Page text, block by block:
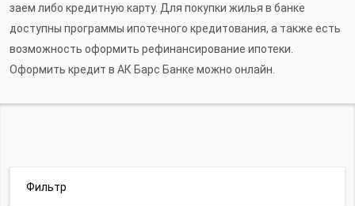
заем либо кредитную карту. Для покупки жилья в банке
доступны программы ипотечного кредитования, а также есть
возможность оформить рефинансирование ипотеки.
Оформить кредит в АК Барс Банке можно онлайн.
Фильтр